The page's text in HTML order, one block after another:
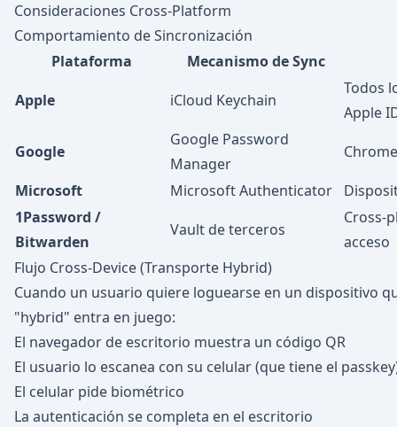
Consideraciones Cross-Platform
Comportamiento de Sincronización
Plataforma
Mecanismo de Sync
Apple
iCloud Keychain
Todos
Apple
Google
Google Password
Manager
Microsoft
Microsoft Authenticator
1Password /
Bitwarden
Vault de terceros
Cross-
acceso
Flujo Cross-Device (Transporte Hybrid)
Cuando un usuario quiere loguearse en un dispositivo
"hybrid" entra en juego:
El navegador de escritorio muestra un código QR
El usuario lo escanea con su celular (que tiene el
El celular pide biométrico
La autenticación se completa en el escritorio